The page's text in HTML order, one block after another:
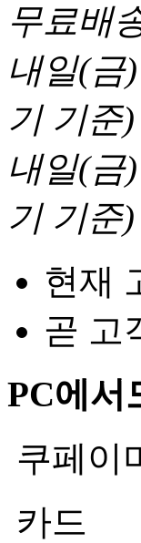
무료배
내일(금
기 기준)
내일(금
기 기준)
현재
곧 고
PC에서
쿠페이
카드